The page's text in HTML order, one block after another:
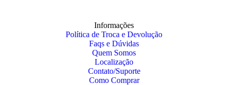
Informações
Política de Troca e Devolução
Faqs e Dúvidas
Quem Somos
Localização
Contato/Suporte
Como Comprar